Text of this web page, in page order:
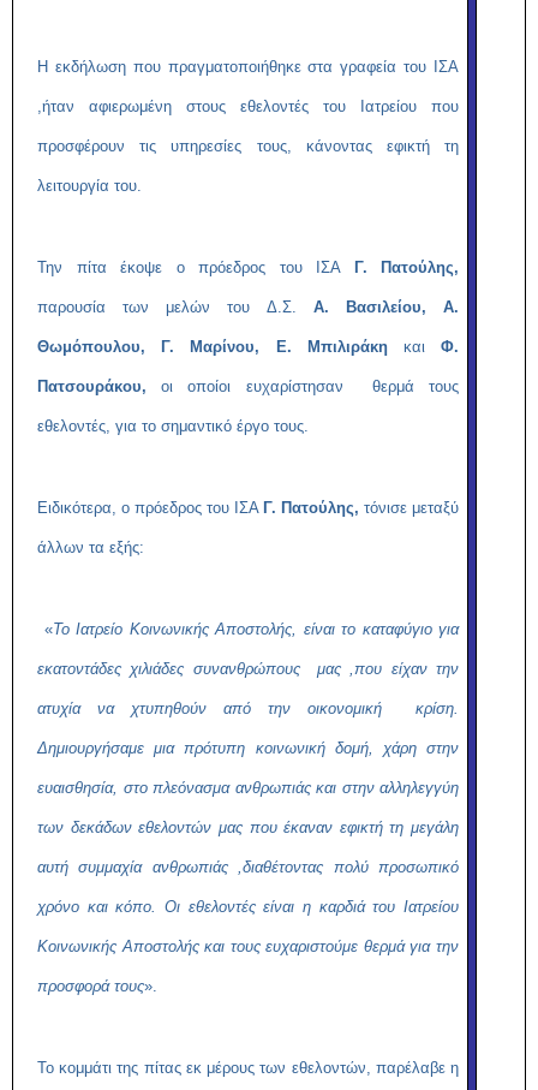
Η εκδήλωση που πραγματοποιήθηκε στα γραφεία του ΙΣΑ
,ήταν αφιερωμένη στους εθελοντές του Ιατρείου που
προσφέρουν τις υπηρεσίες τους, κάνοντας εφικτή τη
λειτουργία του.
Την πίτα έκοψε ο πρόεδρος του ΙΣΑ Γ. Πατούλης,
παρουσία των μελών του Δ.Σ. Α. Βασιλείου, Α.
Θωμόπουλου, Γ. Μαρίνου, Ε. ΜπιλιράκηκαιΦ.
Πατσουράκου,οι οποίοι ευχαρίστησαν θερμά τους
εθελοντές, για το σημαντικό έργο τους.
Ειδικότερα, ο πρόεδρος του ΙΣΑ Γ. Πατούλης, τόνισε μεταξύ
άλλων τα εξής:
«Το Ιατρείο Κοινωνικής Αποστολής, είναι το καταφύγιο για
εκατοντάδες χιλιάδες συνανθρώπους μας ,που είχαν την
ατυχία να χτυπηθούν από την οικονομική κρίση.
Δημιουργήσαμε μια πρότυπη κοινωνική δομή, χάρη στην
ευαισθησία, στο πλεόνασμα ανθρωπιάς και στην αλληλεγγύη
των δεκάδων εθελοντών μας που έκαναν εφικτή τη μεγάλη
αυτή συμμαχία ανθρωπιάς ,διαθέτοντας πολύ προσωπικό
χρόνο και κόπο. Οι εθελοντές είναι η καρδιά του Ιατρείου
Κοινωνικής Αποστολής και τους ευχαριστούμε θερμά για την
προσφορά τους».
Το κομμάτι της πίτας εκ μέρους των εθελοντών, παρέλαβε η